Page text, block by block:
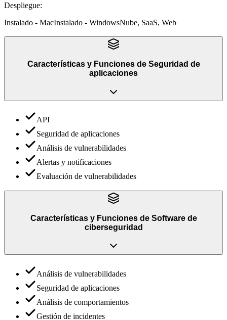
Despliegue:
Instalado - MacInstalado - WindowsNube, SaaS, Web
Características y Funciones de Seguridad de
aplicaciones
API
Seguridad de aplicaciones
Análisis de vulnerabilidades
Alertas y notificaciones
Evaluación de vulnerabilidades
Características y Funciones de Software de
ciberseguridad
Análisis de vulnerabilidades
Seguridad de aplicaciones
Análisis de comportamientos
Gestión de incidentes